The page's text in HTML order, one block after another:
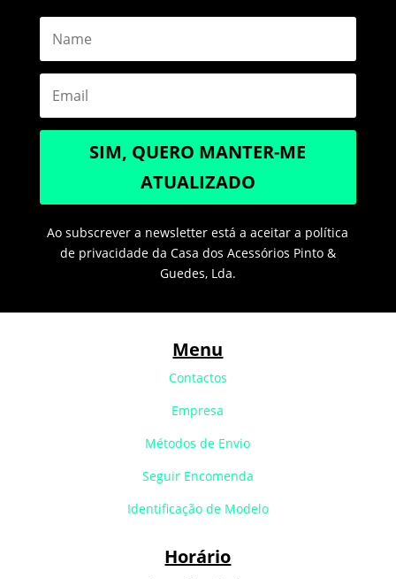
SIM, QUERO MANTER-ME
ATUALIZADO
Ao subscrever a newsletter está a aceitar a política
de privacidade da Casa dos Acessórios Pinto &
Guedes, Lda.
Menu
Contactos
Empresa
Métodos de Envio
Seguir Encomenda
Identificação de Modelo
Horário